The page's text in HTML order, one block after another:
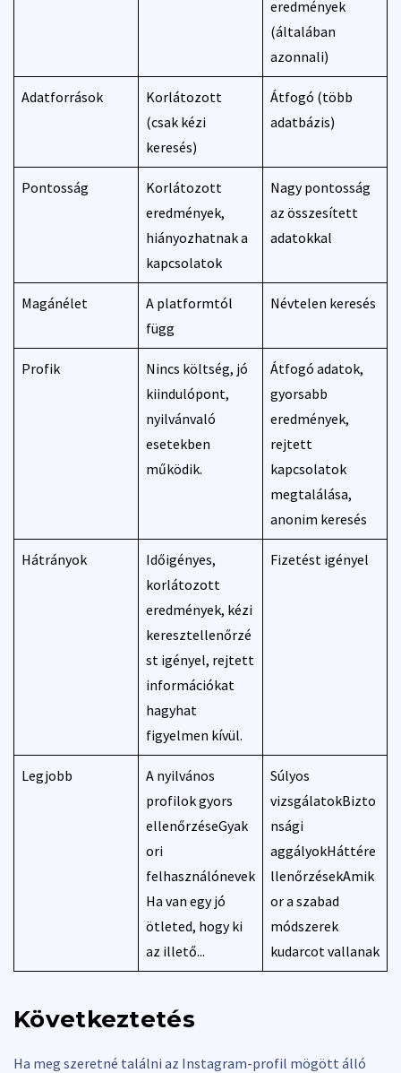
eredmények
(általában
azonnali)
Adatforrások
Korlátozott
(csak kézi
keresés)
Átfogó (több
adatbázis)
Pontosság
Korlátozott
eredmények,
hiányozhatnak a
kapcsolatok
Nagy pontosság
az összesített
adatokkal
Magánélet
A platformtól
függ
Névtelen keresés
Profik
Nincs költség, jó
kiindulópont,
nyilvánvaló
esetekben
működik.
Átfogó adatok,
gyorsabb
eredmények,
rejtett
kapcsolatok
megtalálása,
anonim keresés
Hátrányok
Időigényes,
korlátozott
eredmények, kézi
keresztellenőrzé
st igényel, rejtett
információkat
hagyhat
figyelmen kívül.
Fizetést igényel
Legjobb
A nyilvános
profilok gyors
ellenőrzéseGyak
ori
felhasználónevek
Ha van egy jó
ötleted, hogy ki
az illető...
Súlyos
vizsgálatokBizto
nsági
aggályokHáttére
llenőrzésekAmik
or a szabad
módszerek
kudarcot vallanak
Következtetés
Ha meg szeretné találni az Instagram-profil mögött álló